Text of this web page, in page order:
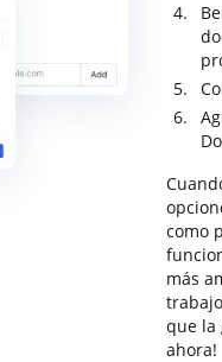
como
más
que la
ahora!